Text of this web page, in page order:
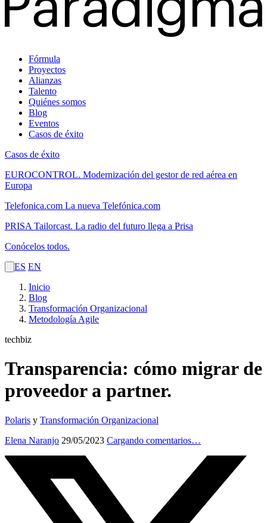
Fórmula
Proyectos
Alianzas
Talento
Quiénes somos
Blog
Eventos
Casos de éxito
Casos de éxito
EUROCONTROL. Modernización del gestor de red aérea en
Europa
Telefonica.com La nueva Telefónica.com
PRISA Tailorcast. La radio del futuro llega a Prisa
Conócelos todos.
ES EN
Inicio
Blog
Transformación Organizacional
Metodología Agile
techbiz
Transparencia: cómo migrar de
proveedor a partner.
Polaris y Transformación Organizacional
Elena Naranjo 29/05/2023 Cargando comentarios…